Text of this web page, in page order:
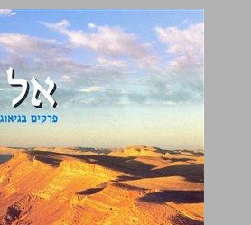
אל הנגב פרקים בגיאוגרפיה של דרום הארץ ... 0